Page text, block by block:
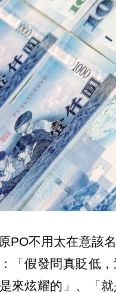
PO不用太在意該
「假發問真貶低
來炫耀的」、「